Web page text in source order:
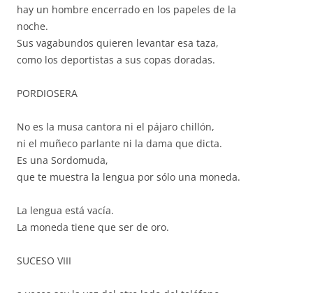
hay un hombre encerrado en los papeles de la
noche.
Sus vagabundos quieren levantar esa taza,
como los deportistas a sus copas doradas.
PORDIOSERA
No es la musa cantora ni el pájaro chillón,
ni el muñeco parlante ni la dama que dicta.
Es una Sordomuda,
que te muestra la lengua por sólo una moneda.
La lengua está vacía.
La moneda tiene que ser de oro.
SUCESO VIII